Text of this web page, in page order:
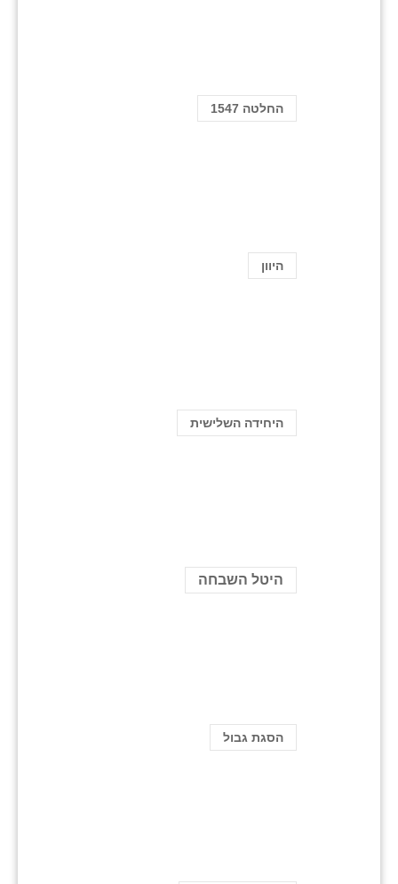
החלטה 1547
היוון
היחידה השלישית
היטל השבחה
הסגת גבול